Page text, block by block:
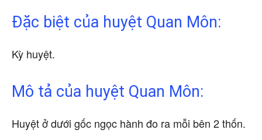
Đặc biệt của huyệt Quan Môn:
Kỳ huyệt.
Mô tả của huyệt Quan Môn:
Huyệt ở dưới gốc ngọc hành đo ra mỗi bên 2 thốn.